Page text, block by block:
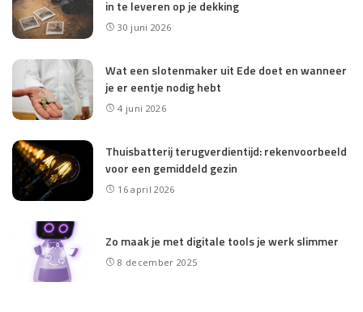
in te leveren op je dekking
30 juni 2026
Wat een slotenmaker uit Ede doet en wanneer
je er eentje nodig hebt
4 juni 2026
Thuisbatterij terugverdientijd: rekenvoorbeeld
voor een gemiddeld gezin
16 april 2026
Zo maak je met digitale tools je werk slimmer
8 december 2025